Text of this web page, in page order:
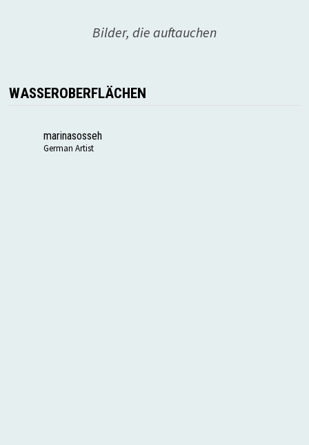
Bilder, die auftauchen
WASSEROBERFLÄCHEN
marinasosseh
German Artist